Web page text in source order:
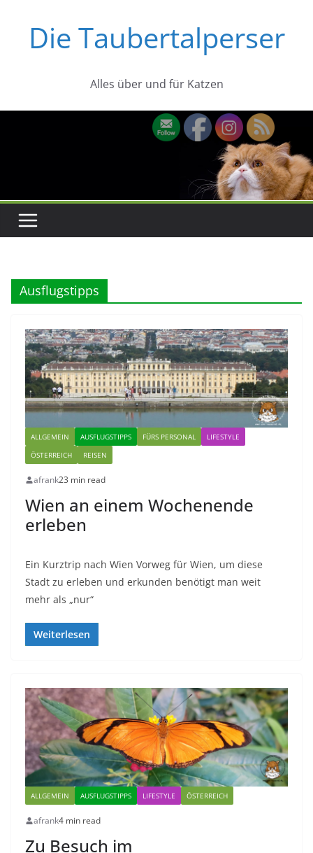
springenDie Taubertalperser
Alles über und für Katzen
Ausflugstipps
ALLGEMEIN AUSFLUGSTIPPS FÜRS PERSONAL
LIFESTYLE
ÖSTERREICH
REISEN
afrank23 min read
Wien an einem Wochenende
erleben
Ein Kurztrip nach Wien Vorweg für Wien, um diese
Stadt zu erleben und erkunden benötigt man weit
mehr als „nur“
Weiterlesen
ALLGEMEIN AUSFLUGSTIPPS LIFESTYLE ÖSTERREICH
afrank4 min read
Zu Besuch im